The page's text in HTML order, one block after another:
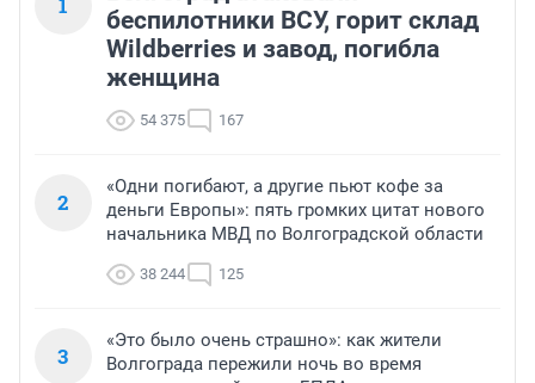
беспилотники ВСУ, горит склад
Wildberries и завод, погибла
женщина
54 375 167
2
«Одни погибают, а другие пьют кофе за
деньги Европы»: пять громких цитат нового
начальника МВД по Волгоградской области
38 244 125
3
«Это было очень страшно»: как жители
Волгограда пережили ночь во время